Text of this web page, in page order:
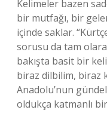
Kelimeler bazen
bir mutfağı, bir
içinde saklar.
sorusu da tam
bakışta basit bir
biraz dilbilim, biraz
Anadolu’nun
oldukça katmanlı